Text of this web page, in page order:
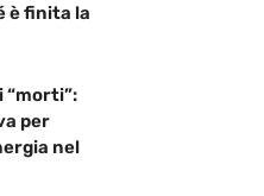
è finita la
“morti”:
per
nel